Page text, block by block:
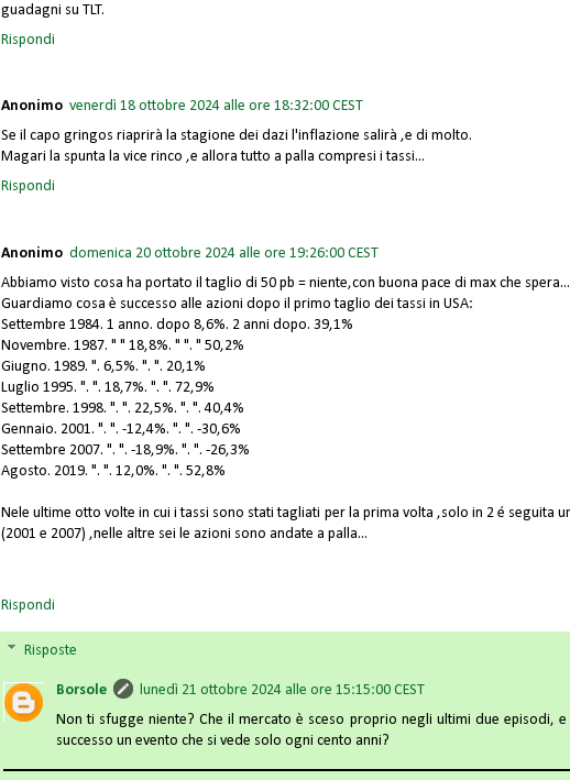
guadagni su TLT.
Rispondi
Anonimo venerdì 18 ottobre 2024 alle ore 18:32:00 CEST
Se il capo gringos riaprirà la stagione dei dazi l'inflazione salirà ,e di molto.
Magari la spunta la vice rinco ,e allora tutto a palla compresi i tassi...
Rispondi
Anonimo domenica 20 ottobre 2024 alle ore 19:26:00 CEST
Abbiamo visto cosa ha portato il taglio di 50 pb = niente,con buona pace di max che spera...
Guardiamo cosa è successo alle azioni dopo il primo taglio dei tassi in USA:
Settembre 1984. 1 anno. dopo 8,6%. 2 anni dopo. 39,1%
Novembre. 1987. " " 18,8%. " ". " 50,2%
Giugno. 1989. ". 6,5%. ". ". 20,1%
Luglio 1995. ". ". 18,7%. ". ". 72,9%
Settembre. 1998. ". ". 22,5%. ". ". 40,4%
Gennaio. 2001. ". ". -12,4%. ". ". -30,6%
Settembre 2007. ". ". -18,9%. ". ". -26,3%
Agosto. 2019. ". ". 12,0%. ". ". 52,8%
Nele ultime otto volte in cui i tassi sono stati tagliati per la prima volta ,solo in 2 é seguita
(2001 e 2007) ,nelle altre sei le azioni sono andate a palla...
Rispondi
Risposte
Borsole
lunedì 21 ottobre 2024 alle ore 15:15:00 CEST
Non ti sfugge niente? Che il mercato è sceso proprio negli ultimi due episodi, e
successo un evento che si vede solo ogni cento anni?